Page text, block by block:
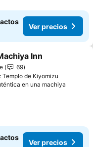
Ver precios
a favoritos
Inn
69
Templo de Kiyomizu
en una machiya
Ver precios